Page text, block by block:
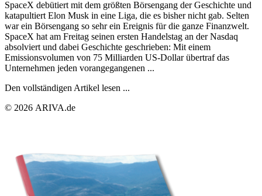
SpaceX debütiert mit dem größten Börsengang der Geschichte und
katapultiert Elon Musk in eine Liga, die es bisher nicht gab. Selten
war ein Börsengang so sehr ein Ereignis für die ganze Finanzwelt.
SpaceX hat am Freitag seinen ersten Handelstag an der Nasdaq
absolviert und dabei Geschichte geschrieben: Mit einem
Emissionsvolumen von 75 Milliarden US-Dollar übertraf das
Unternehmen jeden vorangegangenen ...
Den vollständigen Artikel lesen ...
© 2026 ARIVA.de